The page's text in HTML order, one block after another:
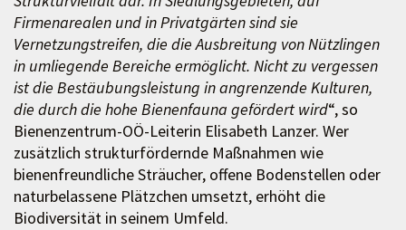
Firmenarealen und in Privatgärten sind sie
Vernetzungstreifen, die die Ausbreitung von Nützlingen
in umliegende Bereiche ermöglicht. Nicht zu vergessen
ist die Bestäubungsleistung in angrenzende Kulturen,
die durch die hohe Bienenfauna gefördert wird“, so
Bienenzentrum-OÖ-Leiterin Elisabeth Lanzer. Wer
zusätzlich strukturfördernde Maßnahmen wie
bienenfreundliche Sträucher, offene Bodenstellen oder
naturbelassene Plätzchen umsetzt, erhöht die
Biodiversität in seinem Umfeld.